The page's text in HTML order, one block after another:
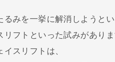
るみを一挙に解消しようとい
リフトといった試みがありま
スリフトは、